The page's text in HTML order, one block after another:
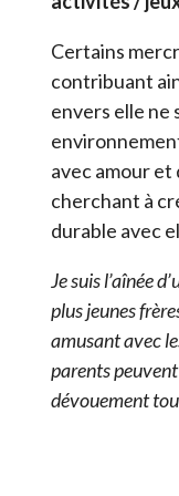
Certains
contribuant
envers elle ne
avec amour et
cherchant à
durable avec
Je suis l’aînée
plus jeunes
amusant avec
parents
dévouement